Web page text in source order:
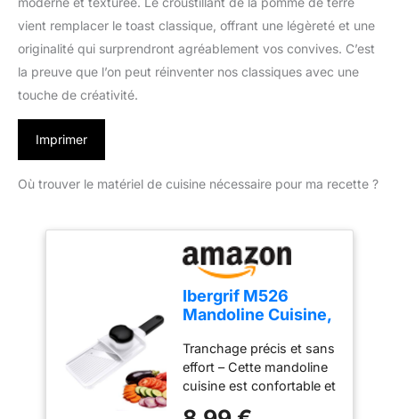
vient remplacer le toast classique, offrant une légèreté et une
originalité qui surprendront agréablement vos convives. C’est
la preuve que l’on peut réinventer nos classiques avec une
touche de créativité.
Imprimer
Où trouver le matériel de cuisine nécessaire pour ma recette ?
Ibergrif M526
Mandoline Cuisine,
Réglable 1–4 mm
Tranchage précis et sans
effort – Cette mandoline
cuisine est confortable et